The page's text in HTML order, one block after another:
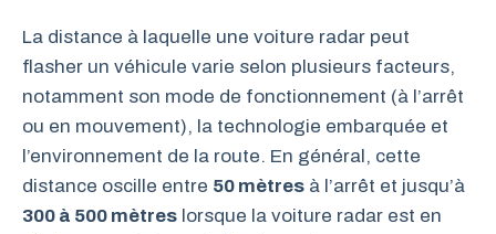
La distance à laquelle une voiture radar peut
flasher un véhicule varie selon plusieurs facteurs,
notamment son mode de fonctionnement (à l’arrêt
ou en mouvement), la technologie embarquée et
l’environnement de la route. En général, cette
distance oscille entre 50 mètres à l’arrêt et jusqu’à
300 à 500 mètres lorsque la voiture radar est en